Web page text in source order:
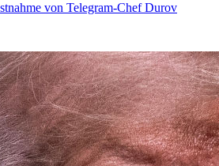
von Telegram-Chef Durov